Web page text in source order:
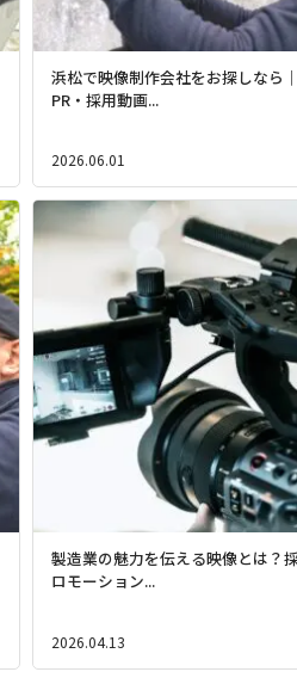
浜松で映像制作会社をお探しなら
PR・採用動画...
2026.06.01
製造業の魅力を伝える映像とは？
ロモーション...
2026.04.13